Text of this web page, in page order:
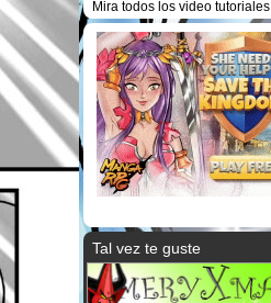
Mira todos los video tutoriales
Tal vez te guste